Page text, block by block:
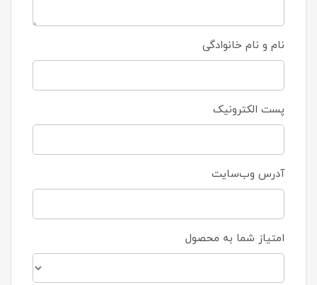
نام و نام خانوادگی
پست الکترونیک
آدرس وب‌سایت
امتیاز شما به محصول